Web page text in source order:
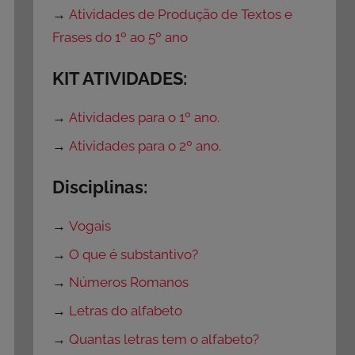
→Atividades de Produção de Textos e
Frases do 1º ao 5º ano
KIT ATIVIDADES:
→Atividades para o 1º ano.
→Atividades para o 2º ano.
Disciplinas:
→Vogais
→O que é substantivo?
→ Números Romanos
→ Letras do alfabeto
→Quantas letras tem o alfabeto?